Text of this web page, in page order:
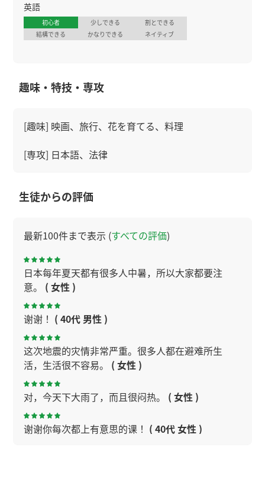
英語
初心者 少しできる
割とできる
結構できる
かなりできる ネイティブ
趣味・特技・専攻
[趣味] 映画、旅行、花を育てる、料理
[専攻] 日本語、法律
生徒からの評価
最新100件まで表示 (すべての評価)
日本每年夏天都有很多人中暑，所以大家都要注
意。 ( 女性 )
谢谢！ ( 40代 男性 )
这次地震的灾情非常严重。很多人都在避难所生
活，生活很不容易。 ( 女性 )
对，今天下大雨了，而且很闷热。 ( 女性 )
谢谢你每次都上有意思的课！ ( 40代 女性 )